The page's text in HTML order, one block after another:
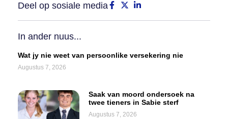
Deel op sosiale media
In ander nuus...
Wat jy nie weet van persoonlike versekering nie
Augustus 7, 2026
Saak van moord ondersoek na
twee tieners in Sabie sterf
Augustus 7, 2026